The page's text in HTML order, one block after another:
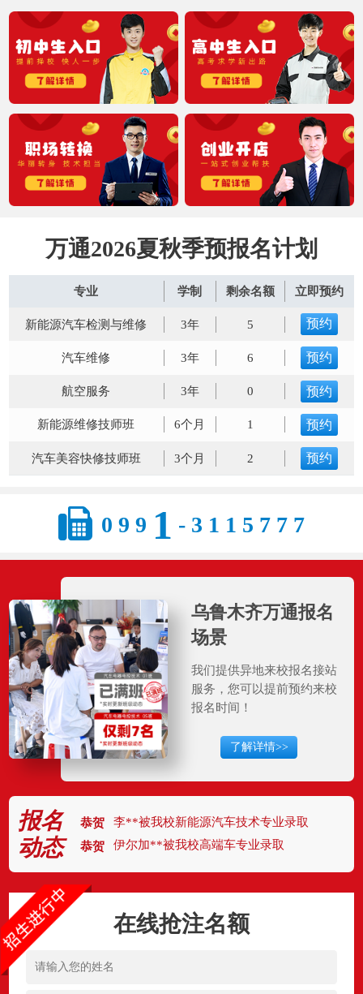
万通2026夏秋季预报名计划
专业 学制 剩余名额 立即预约
新能源汽车检测与维修 3年 5 预约
汽车维修 3年 6 预约
航空服务 3年 0 预约
新能源维修技师班 6个月 1 预约
汽车美容快修技师班 3个月 2 预约
焊接全能技师 3个月 4 预约
0 9 9 1 3 1 1 5 7 7 7
乌鲁木齐万通报名
场景
我们提供异地来校报名接站
服务，您可以提前预约来校
报名时间！
了解详情>>
报名
动态
李**被我校新能源汽车技术专业录取
恭贺
伊尔加**被我校高端车专业录取
恭贺
艾力库**被我校检测与维修专业录取
恭贺
苏比努**被我校美容专业录取
麦麦提**被我校汽车电器电控专业录取
在线抢注名额